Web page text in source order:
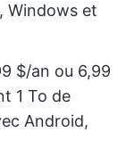
Windows et
$/an ou 6,99
1 To de
Android,